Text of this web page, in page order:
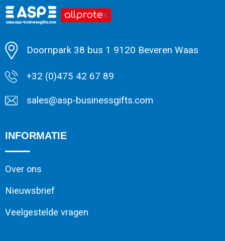
Minimale afname: 1
Doornpark 38 bus 1 9120 Beveren Waas
+32 (0)475 42 67 89
sales@asp-businessgifts.com
INFORMATIE
Over ons
Nieuwsbrief
Veelgestelde vragen